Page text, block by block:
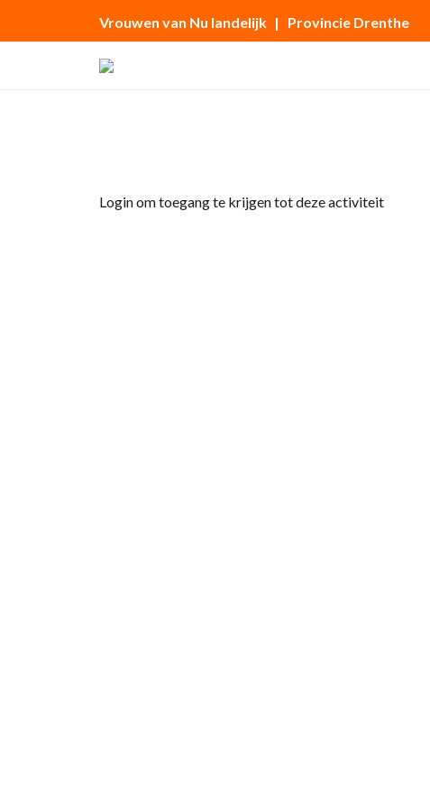
Vrouwen van Nu landelijk | Provincie Drenthe
Login om toegang te krijgen tot deze activiteit